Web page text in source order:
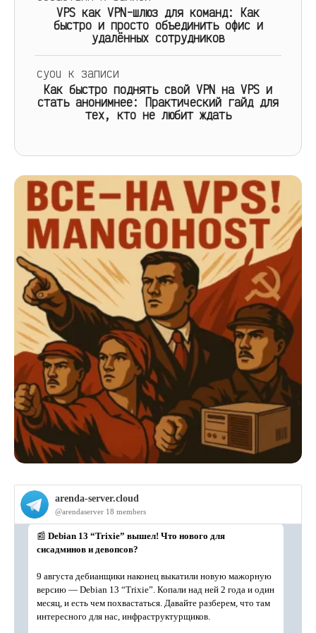
VPS как VPN-шлюз для команд: Как
быстро и просто объединить офис и
удалённых сотрудников
cyou к записи
Как быстро поднять свой VPN на VPS и
стать анонимнее: Практический гайд для
тех, кто не любит ждать